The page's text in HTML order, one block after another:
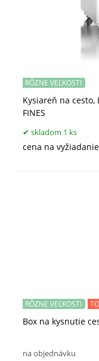
Kysiareň na cesto,
FINES
RÔZNE VEĽKOSTI
skladom 1 ks
cena na vyžiadanie
Box na kysnutie
RÔZNE VEĽKOSTI
na objednávku